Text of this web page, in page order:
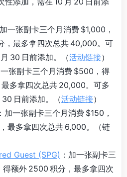
加一张副卡三个月消费 $1,000，
，最多拿四次总共 40,000。可
30 日前添加。（活动链接）
一张副卡三个月消费 $500，得
多拿四次总共 20,000。可多
日前添加。（活动链接）
：加一张副卡三个月消费 $150，
最多拿四次总共 6,000。（链
Guest (SPG) ：加一张副卡三
得额外 2500 积分，最多拿四次